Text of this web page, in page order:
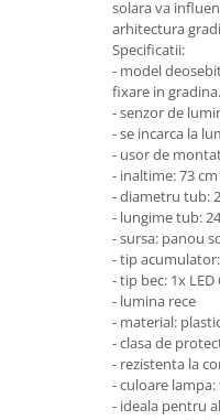
Butuc yala,Broaste
Tablou si sigurante electrice
Scule / utile / sonerii/
Scule / utile / sonerii/ rulete
Adezivi si benzi adezive
Chei , clesti , patenti
Cose / Coliere plastic
Pistoale de lipit si
taiat,accesorii pentru
solara va
arhitectura
Specificatii:
- model
fixare in gradina.
- senzor de
- se incarca la
- usor de
- inaltime: 73 cm
- diametru tub:
- lungime tub:
- sursa: panou
- tip
- tip bec: 1x LED
- lumina rece
- material:
- clasa de
- rezistenta la
- culoare
- ideala pentru